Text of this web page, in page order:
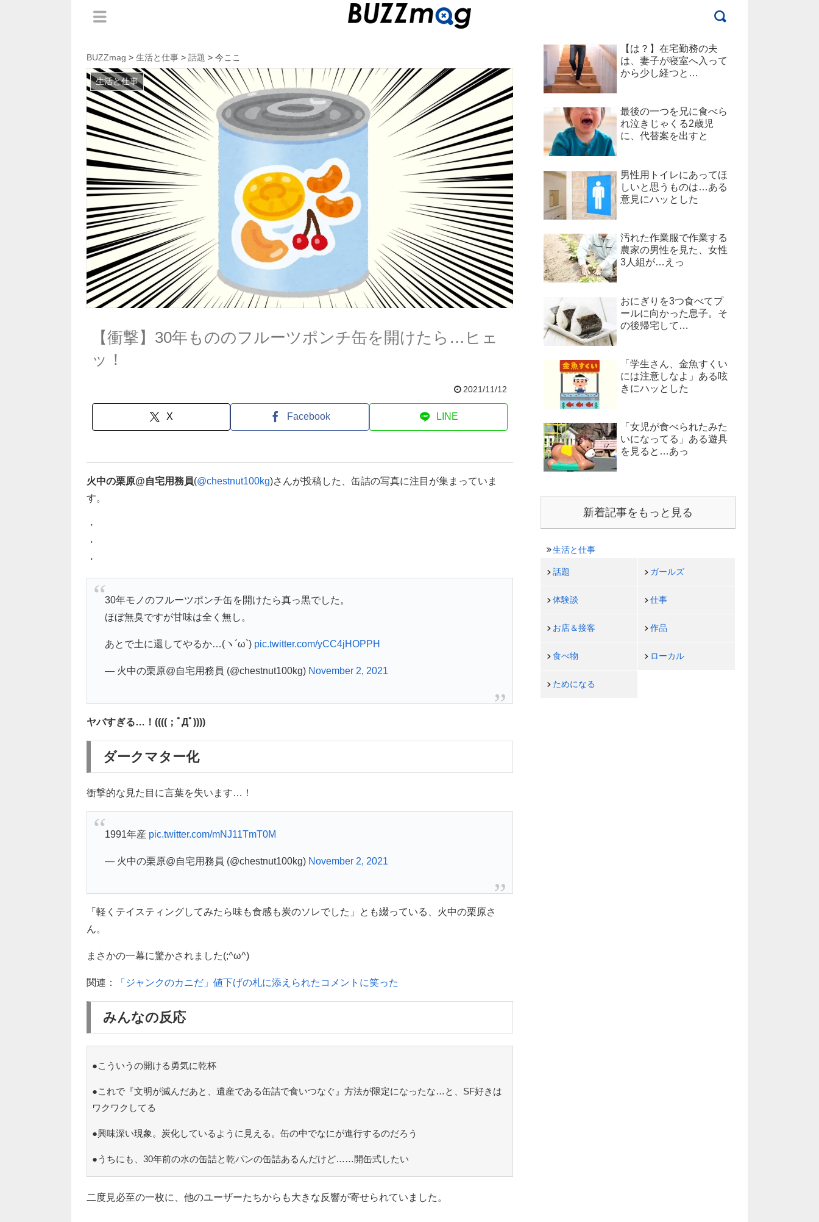
BUZZmag > 生活と仕事 > 話題 > 今ここ
生活と仕事
【衝撃】30年もののフルーツポンチ缶を開けたら…ヒェ
ッ！
2021/11/12
X Facebook LINE
火中の栗原@自宅用務員(@chestnut100kg)さんが投稿した、缶詰の写真に注目が集まっていま
す。
・
・
・
30年モノのフルーツポンチ缶を開けたら真っ黒でした。
ほぼ無臭ですが甘味は全く無し。
あとで土に還してやるか…(ヽ´ω`) pic.twitter.com/yCC4jHOPPH
— 火中の栗原@自宅用務員 (@chestnut100kg) November 2, 2021
ヤバすぎる…！((((；ﾟДﾟ))))
ダークマター化
衝撃的な見た目に言葉を失います…！
1991年産 pic.twitter.com/mNJ11TmT0M
— 火中の栗原@自宅用務員 (@chestnut100kg) November 2, 2021
「軽くテイスティングしてみたら味も食感も炭のソレでした」とも綴っている、火中の栗原さ
ん。
まさかの一幕に驚かされました(;^ω^)
関連： 「ジャンクのカニだ」値下げの札に添えられたコメントに笑った
みんなの反応
●こういうの開ける勇気に乾杯
●これで『文明が滅んだあと、遺産である缶詰で食いつなぐ』方法が限定になったな…と、SF好きは
ワクワクしてる
●興味深い現象。炭化しているように見える。缶の中でなにが進行するのだろう
●うちにも、30年前の水の缶詰と乾パンの缶詰あるんだけど……開缶式したい
二度見必至の一枚に、他のユーザーたちからも大きな反響が寄せられていました。
【は？】在宅勤務の夫
は、妻子が寝室へ入って
から少し経つと…
最後の一つを兄に食べら
れ泣きじゃくる2歳児
に、代替案を出すと
男性用トイレにあってほ
しいと思うものは…ある
意見にハッとした
汚れた作業服で作業する
農家の男性を見た、女性
3人組が…えっ
おにぎりを3つ食べてプ
ールに向かった息子。そ
の後帰宅して…
「学生さん、金魚すくい
には注意しなよ」ある呟
きにハッとした
「女児が食べられたみた
いになってる」ある遊具
を見ると…あっ
新着記事をもっと見る
生活と仕事
話題 ガールズ
体験談 仕事
お店＆接客 作品
食べ物 ローカル
ためになる